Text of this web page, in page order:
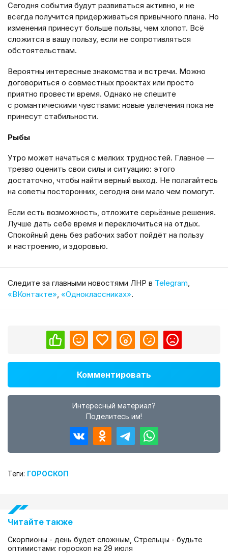
Сегодня события будут развиваться активно, и не
всегда получится придерживаться привычного плана. Но
изменения принесут больше пользы, чем хлопот. Всё
сложится в вашу пользу, если не сопротивляться
обстоятельствам.
Вероятны интересные знакомства и встречи. Можно
договориться о совместных проектах или просто
приятно провести время. Однако не спешите
с романтическими чувствами: новые увлечения пока не
принесут стабильности.
Рыбы
Утро может начаться с мелких трудностей. Главное —
трезво оценить свои силы и ситуацию: этого
достаточно, чтобы найти верный выход. Не полагайтесь
на советы посторонних, сегодня они мало чем помогут.
Если есть возможность, отложите серьёзные решения.
Лучше дать себе время и переключиться на отдых.
Спокойный день без рабочих забот пойдёт на пользу
и настроению, и здоровью.
Cледите за главными новостями ЛНР в Telegram,
«ВКонтакте», «Одноклассниках».
Комментировать
Интересный материал?
Поделитесь им!
Теги: ГОРОСКОП
Читайте также
Скорпионы - день будет сложным, Стрельцы - будьте
оптимистами: гороскоп на 29 июля